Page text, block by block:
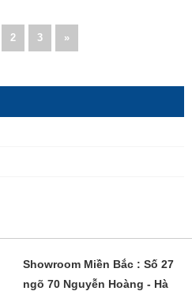
2 3 »
Showroom Miền Bắc : Số 27
ngõ 70 Nguyễn Hoàng - Hà